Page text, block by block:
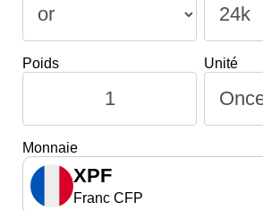
Poids Unité
Monnaie
XPF
Franc CFP